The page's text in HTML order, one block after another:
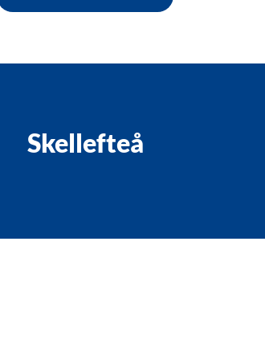
Skellefteå